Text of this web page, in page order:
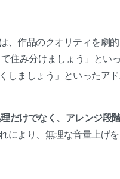
、作品のクオリティを劇
住み分けましょう」とい
しましょう」といったア
だけでなく、アレンジ段
により、無理な音量上げ